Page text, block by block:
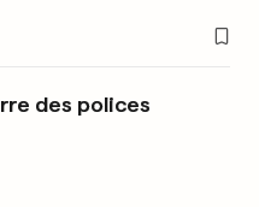
des polices